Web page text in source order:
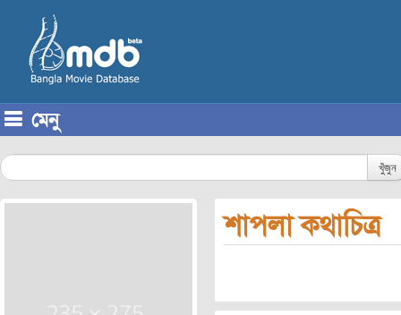
মেনু
খুঁজুন
শাপলা কথাচিত্র